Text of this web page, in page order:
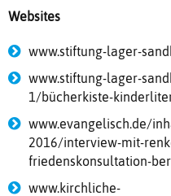
Websites
www.stiftung-lager-
www.stiftung-lager-
1/bücherkiste-
www.evangelisch.de/
2016/interview-mit-
friedenskonsultation-
www.kirchliche-